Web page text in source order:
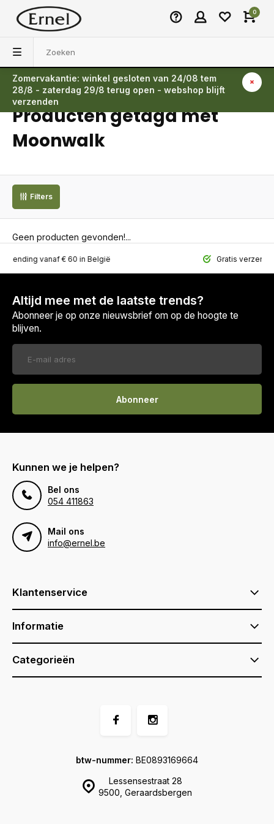
0
Zomervakantie: winkel gesloten van 24/08 tem
28/8 - zaterdag 29/8 terug open - webshop blijft
verzenden
Terug
Producten getagd met
Moonwalk
Filters
Geen producten gevonden!...
vanaf € 60 in België Gratis verzending
Altijd mee met de laatste trends?
Abonneer je op onze nieuwsbrief om op de hoogte te
blijven.
Abonneer
Kunnen we je helpen?
Bel ons
054 411863
Mail ons
info@ernel.be
Klantenservice
Informatie
Categorieën
Lessensestraat 28
9500, Geraardsbergen
btw-nummer: BE0893169664